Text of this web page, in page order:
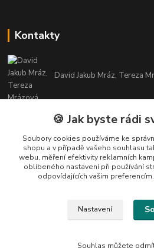
Kontakty
David Jakub Mráz, Tereza
info@bylinky-maya.cz
je bez souhlasu kopírovat
🍪 Jak byste rádi
Soubory cookies používáme ke
shopu a v případě vašeho souhlasu
webu, měření efektivity reklamních
oblíbeného nastavení při používání
odpovídajících vašim preferencím.
Nastavení
Souhlas můžete